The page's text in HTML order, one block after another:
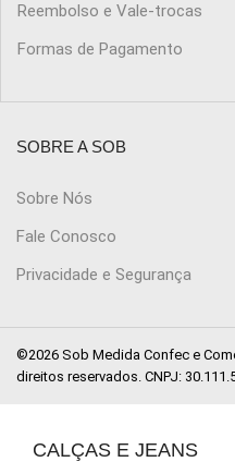
Reembolso e Vale-trocas
Formas de Pagamento
SOBRE A SOB
Sobre Nós
Fale Conosco
Privacidade e Segurança
©2026 Sob Medida Confec e
direitos reservados. CNPJ:
CALÇAS E JEANS